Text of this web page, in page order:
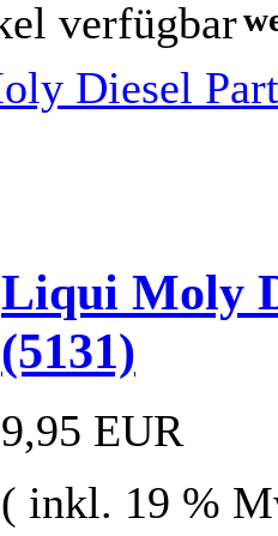
Liqui Moly
(5131)
9,95 EUR
( inkl. 19 %